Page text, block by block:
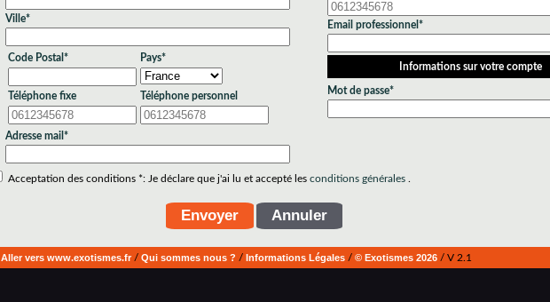
Ville*
Code Postal* Pays*
Téléphone fixe Téléphone personnel
Adresse mail*
Email professionnel*
Informations sur votre compte
Mot de passe*
Acceptation des conditions *: Je déclare que j'ai lu et accepté les conditions générales
Aller vers www.exotismes.fr/ Qui sommes nous ? / Informations Légales/ © Exotismes 2026/ V 2.1